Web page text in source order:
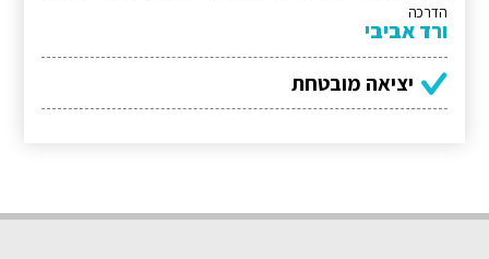
הדרכה
ורד אביבי
יציאה מובטחת